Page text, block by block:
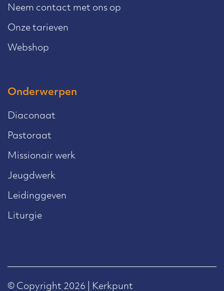
Neem contact met ons op
Onze tarieven
Webshop
Onderwerpen
Diaconaat
Pastoraat
Missionair werk
Jeugdwerk
Leidinggeven
Liturgie
© Copyright 2026 | Kerkpunt